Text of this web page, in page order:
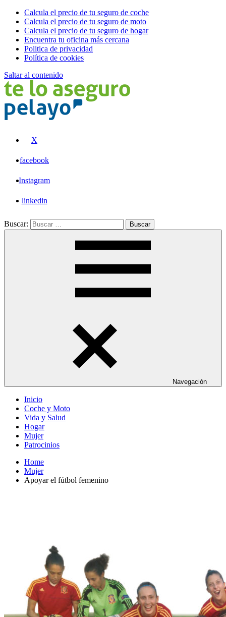
Calcula el precio de tu seguro de coche
Calcula el precio de tu seguro de moto
Calcula el precio de tu seguro de hogar
Encuentra tu oficina más cercana
Politica de privacidad
Política de cookies
Saltar al contenido
X
facebook
Instagram
linkedin
Buscar: Buscar
Navegación
Inicio
Coche y Moto
Vida y Salud
Hogar
Mujer
Patrocinios
Home
Mujer
Apoyar el fútbol femenino